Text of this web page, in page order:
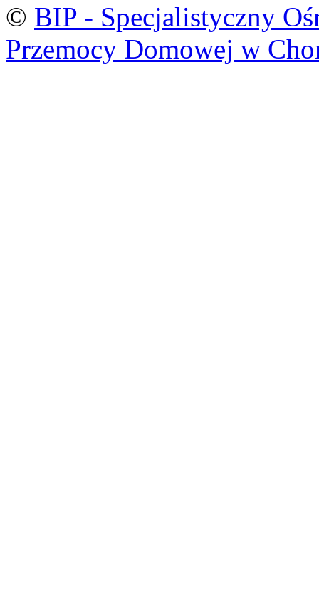
© BIP - Specjalistyczny
Przemocy Domowej w